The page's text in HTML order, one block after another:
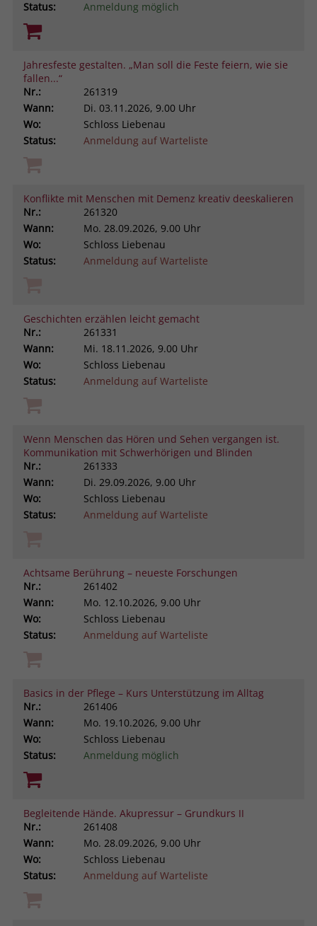
Status:
Anmeldung möglich
Jahresfeste gestalten. „Man soll die Feste feiern, wie sie
fallen...“
Nr.:
261319
Wann:
Di. 03.11.2026, 9.00 Uhr
Wo:
Schloss Liebenau
Status:
Anmeldung auf Warteliste
Konflikte mit Menschen mit Demenz kreativ deeskalieren
Nr.:
261320
Wann:
Mo. 28.09.2026, 9.00 Uhr
Wo:
Schloss Liebenau
Status:
Anmeldung auf Warteliste
Geschichten erzählen leicht gemacht
Nr.:
261331
Wann:
Mi. 18.11.2026, 9.00 Uhr
Wo:
Schloss Liebenau
Status:
Anmeldung auf Warteliste
Wenn Menschen das Hören und Sehen vergangen ist.
Kommunikation mit Schwerhörigen und Blinden
Nr.:
261333
Wann:
Di. 29.09.2026, 9.00 Uhr
Wo:
Schloss Liebenau
Status:
Anmeldung auf Warteliste
Achtsame Berührung – neueste Forschungen
Nr.:
261402
Wann:
Mo. 12.10.2026, 9.00 Uhr
Wo:
Schloss Liebenau
Status:
Anmeldung auf Warteliste
Basics in der Pflege – Kurs Unterstützung im Alltag
Nr.:
261406
Wann:
Mo. 19.10.2026, 9.00 Uhr
Wo:
Schloss Liebenau
Status:
Anmeldung möglich
Begleitende Hände. Akupressur – Grundkurs II
Nr.:
261408
Wann:
Mo. 28.09.2026, 9.00 Uhr
Wo:
Schloss Liebenau
Status:
Anmeldung auf Warteliste